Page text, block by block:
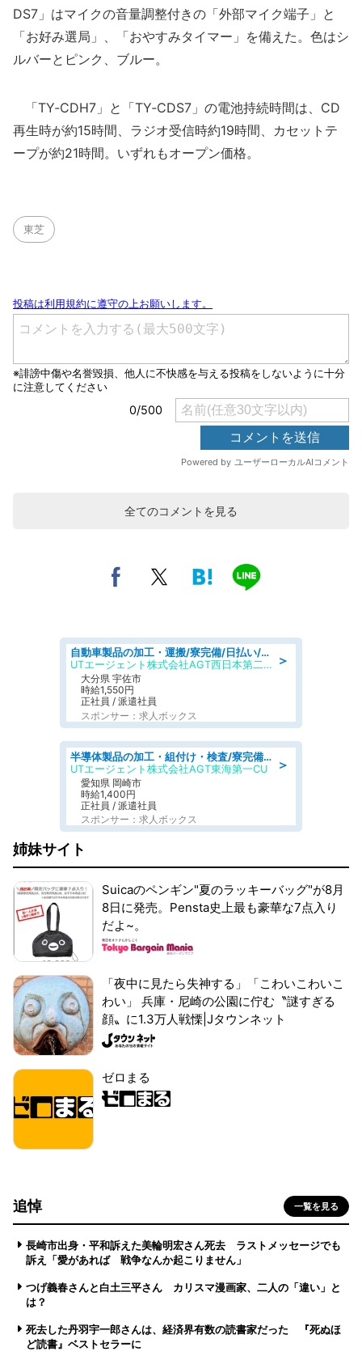
DS7」はマイクの音量調整付きの「外部マイク端子」と
「お好み選局」、「おやすみタイマー」を備えた。色はシ
ルバーとピンク、ブルー。
「TY‐CDH7」と「TY‐CDS7」の電池持続時間は、CD
再生時が約15時間、ラジオ受信時約19時間、カセットテ
ープが約21時間。いずれもオープン価格。
東芝
全てのコメントを見る
＞
自動車製品の加工・運搬/寮完備/日払い/工場・製造
UTエージェント株式会社AGT西日本第二CU
大分県 宇佐市
時給1,550円
正社員 / 派遣社員
スポンサー：求人ボックス
＞
半導体製品の加工・組付け・検査/寮完備/日勤/日払い/工場・製造
UTエージェント株式会社AGT東海第一CU
愛知県 岡崎市
時給1,400円
正社員 / 派遣社員
スポンサー：求人ボックス
姉妹サイト
Suicaのペンギン"夏のラッキーバッグ"が8月
8日に発売。Pensta史上最も豪華な7点入り
だよ~。
「夜中に見たら失神する」「こわいこわいこ
わい」 兵庫・尼崎の公園に佇む〝謎すぎる
顔〟に1.3万人戦慄|Jタウンネット
ゼロまる
追悼 一覧を見る
長崎市出身・平和訴えた美輪明宏さん死去 ラストメッセージでも
訴え「愛があれば 戦争なんか起こりません」
つげ義春さんと白土三平さん カリスマ漫画家、二人の「違い」と
は？
死去した丹羽宇一郎さんは、経済界有数の読書家だった 『死ぬほ
ど読書』ベストセラーに